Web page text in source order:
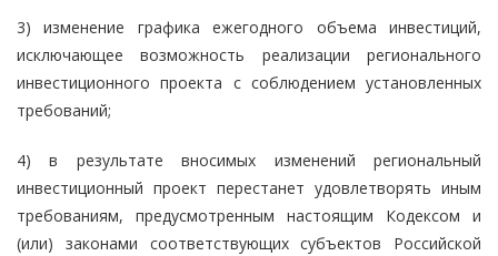
3) изменение графика ежегодного объема инвестиций,
исключающее возможность реализации регионального
инвестиционного проекта с соблюдением установленных
требований;
4) в результате вносимых изменений региональный
инвестиционный проект перестанет удовлетворять иным
требованиям, предусмотренным настоящим Кодексом и
(или) законами соответствующих субъектов Российской